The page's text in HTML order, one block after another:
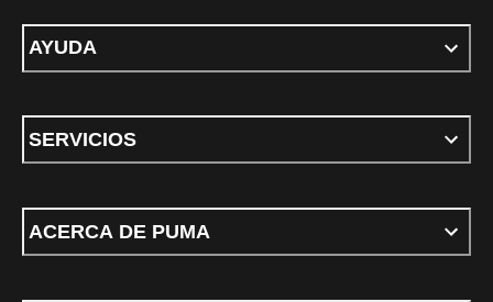
AYUDA
SERVICIOS
ACERCA DE PUMA